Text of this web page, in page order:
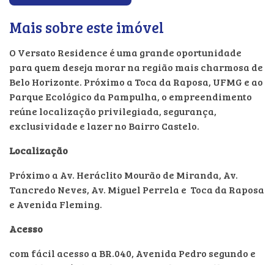
Mais sobre este imóvel
O Versato Residence é uma grande oportunidade
para quem deseja morar na região mais charmosa de
Belo Horizonte. Próximo a Toca da Raposa, UFMG e ao
Parque Ecológico da Pampulha, o empreendimento
reúne localização privilegiada, segurança,
exclusividade e lazer no Bairro Castelo.
Localização
Próximo a Av. Heráclito Mourão de Miranda, Av.
Tancredo Neves, Av. Miguel Perrela e Toca da Raposa
e Avenida Fleming.
Acesso
com fácil acesso a BR.040, Avenida Pedro segundo e